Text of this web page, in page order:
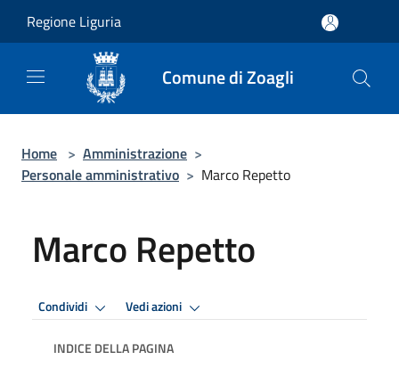
Regione Liguria
Comune di Zoagli
Home > Amministrazione >
Personale amministrativo > Marco Repetto
Marco Repetto
Condividi Vedi azioni
INDICE DELLA PAGINA